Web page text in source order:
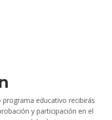
educativo recibirás
y participación en el